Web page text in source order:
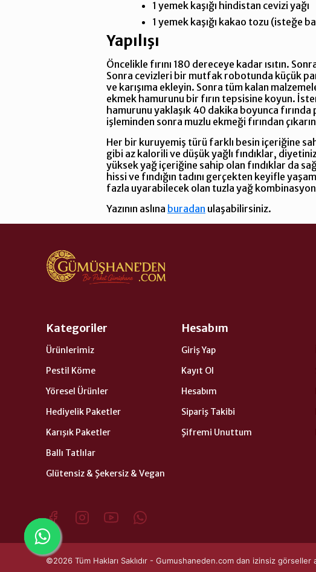
1 yemek kaşığı hindistan cevizi yağı
1 yemek kaşığı kakao tozu (isteğe
Yapılışı
Öncelikle fırını 180 dereceye kadar ısıtın.
Sonra cevizleri bir mutfak robotunda küçük
ve karışıma ekleyin. Sonra tüm kalan
ekmek hamurunu bir fırın tepsisine koyun.
hamurunu yaklaşık 40 dakika boyunca
işleminden sonra muzlu ekmeği fırından
Her bir kuruyemiş türü farklı besin içeriğine
gibi az kalorili ve düşük yağlı fındıklar,
yüksek yağ içeriğine sahip olan fındıklar da
hissi ve fındığın tadını gerçekten keyifle
fazla uyarabilecek olan tuzla yağ
Yazının aslına buradan ulaşabilirsiniz.
Kategoriler
Ürünlerimiz
Pestil Köme
Yöresel Ürünler
Hediyelik Paketler
Karışık Paketler
Ballı Tatlılar
Glütensiz & Şekersiz & Vegan
Hesabım
Giriş Yap
Kayıt Ol
Hesabım
Sipariş Takibi
Şifremi Unuttum
©2026 Tüm Hakları Saklıdır - Gumushaneden.com dan izinsiz görseller